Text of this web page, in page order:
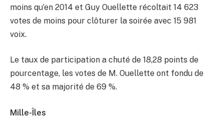
moins qu’en 2014 et Guy Ouellette récoltait 14 623
votes de moins pour clôturer la soirée avec 15 981
voix.
Le taux de participation a chuté de 18,28 points de
pourcentage, les votes de M. Ouellette ont fondu de
48 % et sa majorité de 69 %.
Mille-Îles